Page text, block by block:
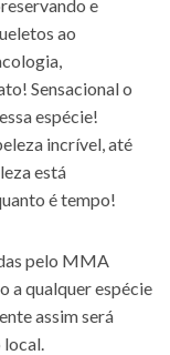
e
ao
Sensacional o
espécie!
incrível, até
está
é tempo!
pelo MMA
a qualquer espécie
assim será